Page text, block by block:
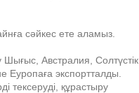
сәйкес ете аламыз.
Шығыс, Австралия, Солтүстік
Еуропаға экспортталды.
тексеруді, құрастыру